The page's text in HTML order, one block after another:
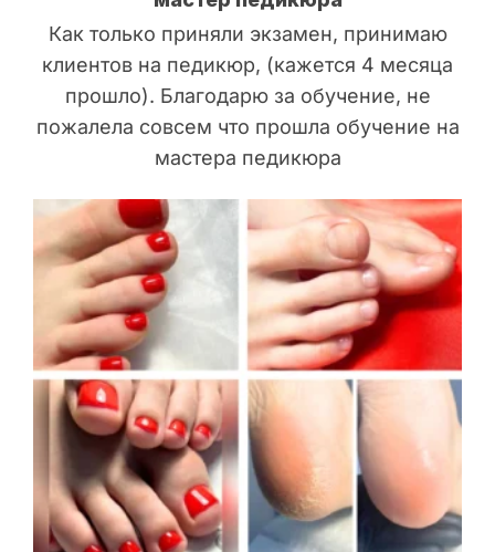
Как только приняли экзамен, принимаю
клиентов на педикюр, (кажется 4 месяца
прошло). Благодарю за обучение, не
пожалела совсем что прошла обучение на
мастера педикюра